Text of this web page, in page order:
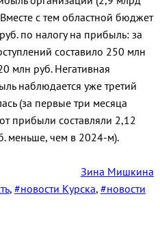
с тем областной бюджет
по налогу на прибыль: за
составило 250 млн
млн руб. Негативная
наблюдается уже третий
(за первые три месяца
прибыли составляли 2,12
меньше, чем в 2024‑м).
Зина Мишкина
, #новости Курска, #новости